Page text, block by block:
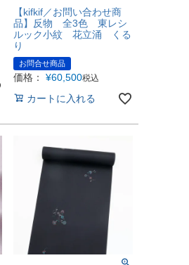
【kifkif／お問い合わせ商
品】反物 全3色 東レシ
ルック小紋 花立涌 くる
り
お問合せ商品
価格： ¥60,500税込
カートに入れる